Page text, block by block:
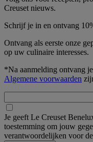
Creuset nieuws.
Schrijf je in en ontvang
Ontvang als eerste onze
op uw culinaire interesses.
*Na aanmelding ontvang
Algemene voorwaarden
Je geeft Le Creuset
toestemming om jouw
verantwoordelijken voor